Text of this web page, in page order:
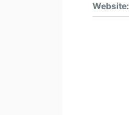
Website: